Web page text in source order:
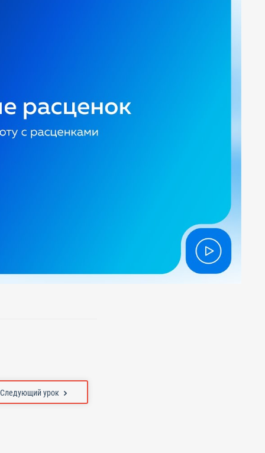
Следующий урок